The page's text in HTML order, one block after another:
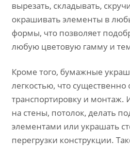
вырезать, складывать,
окрашивать элементы в
формы, что позволяет
любую цветовую гамму и
Кроме того, бумажные
легкостью, что существенно
транспортировку и монтаж.
на стены, потолок, делать
элементами или украшать
перегрузки конструкции.